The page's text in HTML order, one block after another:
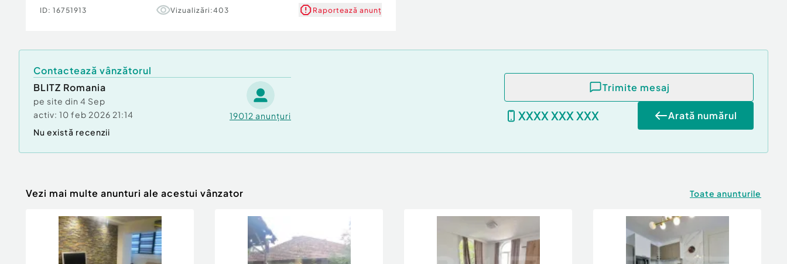
Id intern: P164463
ID: 16751913 Vizualizări:403 Raportează anunț
Contactează vânzătorul
BLITZ Romania
pe site din 4 Sep
activ: 10 feb 2026 21:14 19012 anunțuri
Nu există recenzii
Trimite mesaj
XXXX XXX XXX Arată numărul
Vezi mai multe anunturi ale acestui vânzator Toate anunturile